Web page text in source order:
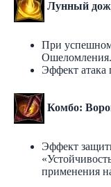
Лунный
При
Ошеломления.
Эффект атака
Комбо:
Эффект
применения